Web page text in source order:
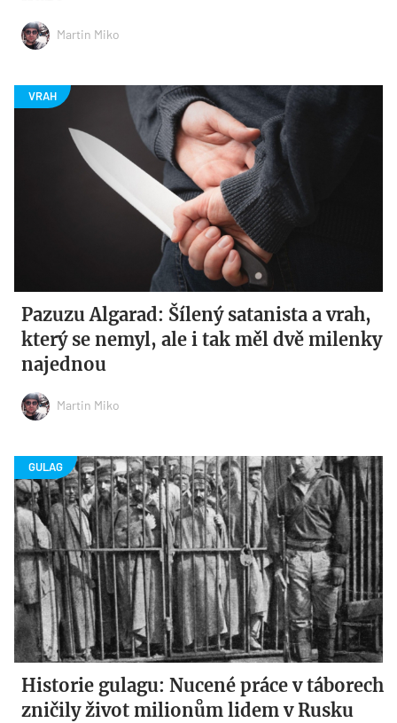
Martin Miko
Pazuzu Algarad: Šílený satanista a vrah,
který se nemyl, ale i tak měl dvě milenky
najednou
Martin Miko
Historie gulagu: Nucené práce v táborech
zničily život milionům lidem v Rusku